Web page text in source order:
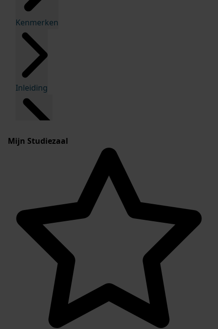
Kenmerken
Inleiding
Mijn Studiezaal